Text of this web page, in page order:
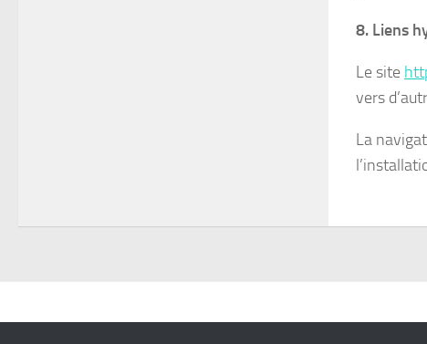
8. Liens
Le site
vers
La